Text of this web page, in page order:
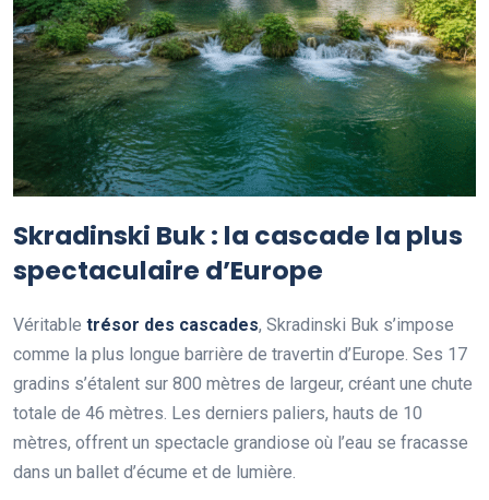
Skradinski Buk : la cascade la plus
spectaculaire d’Europe
Véritable trésor des cascades, Skradinski Buk s’impose
comme la plus longue barrière de travertin d’Europe. Ses 17
gradins s’étalent sur 800 mètres de largeur, créant une chute
totale de 46 mètres. Les derniers paliers, hauts de 10
mètres, offrent un spectacle grandiose où l’eau se fracasse
dans un ballet d’écume et de lumière.